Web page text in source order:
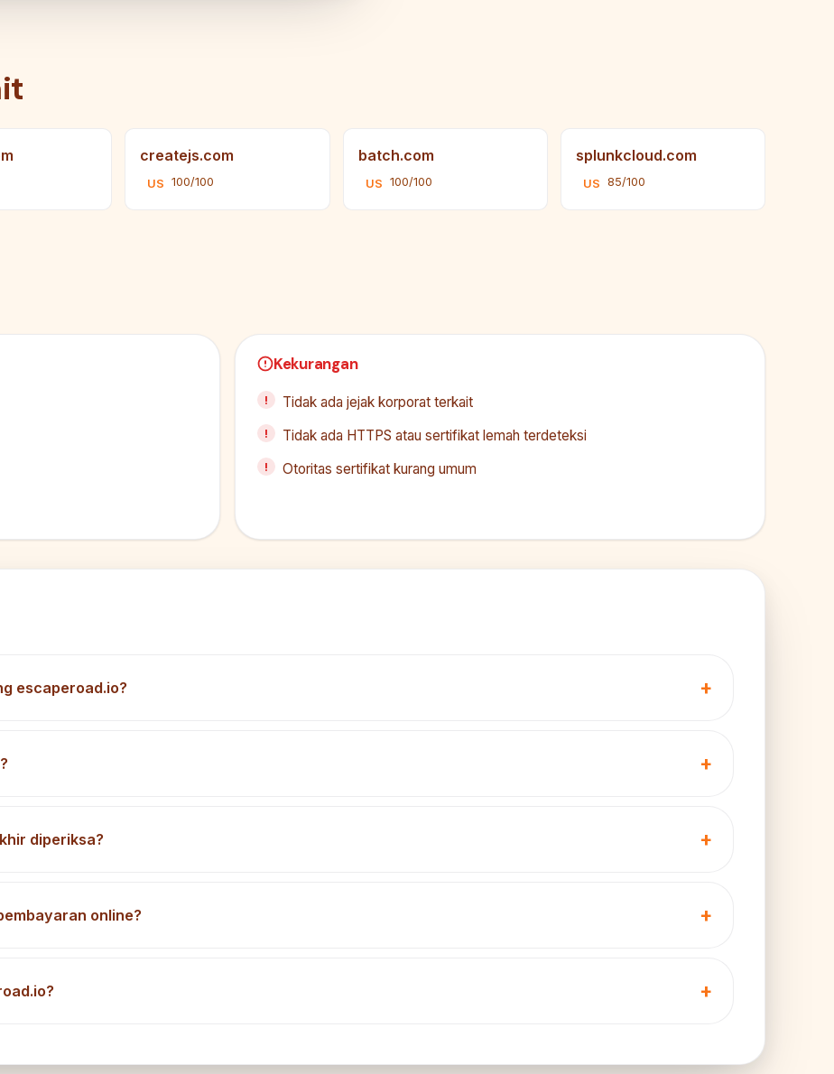
createjs.com
US 100/100
batch.com
US 100/100
splunkcloud.com
US 85/100
Kekurangan
Tidak ada jejak korporat terkait
Tidak ada HTTPS atau sertifikat lemah terdeteksi
Otoritas sertifikat kurang umum
escaperoad.io?
diperiksa?
online?